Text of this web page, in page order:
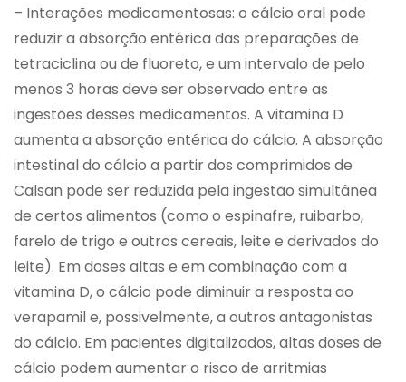
– Interações medicamentosas: o cálcio oral pode
reduzir a absorção entérica das preparações de
tetraciclina ou de fluoreto, e um intervalo de pelo
menos 3 horas deve ser observado entre as
ingestões desses medicamentos. A vitamina D
aumenta a absorção entérica do cálcio. A absorção
intestinal do cálcio a partir dos comprimidos de
Calsan pode ser reduzida pela ingestão simultânea
de certos alimentos (como o espinafre, ruibarbo,
farelo de trigo e outros cereais, leite e derivados do
leite). Em doses altas e em combinação com a
vitamina D, o cálcio pode diminuir a resposta ao
verapamil e, possivelmente, a outros antagonistas
do cálcio. Em pacientes digitalizados, altas doses de
cálcio podem aumentar o risco de arritmias